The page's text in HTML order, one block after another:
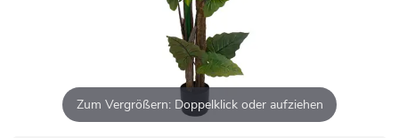
Zum Vergrößern: Doppelklick oder aufziehen